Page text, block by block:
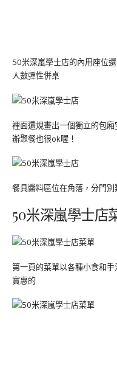
50米深嵐學士店的內用座位
人數彈性併桌
裡面還規畫出一個獨立的包
辦聚餐也很ok喔！
餐具醬料區位在角落，分門
50米深嵐學士店
第一頁的菜單以各種小食和
實惠的